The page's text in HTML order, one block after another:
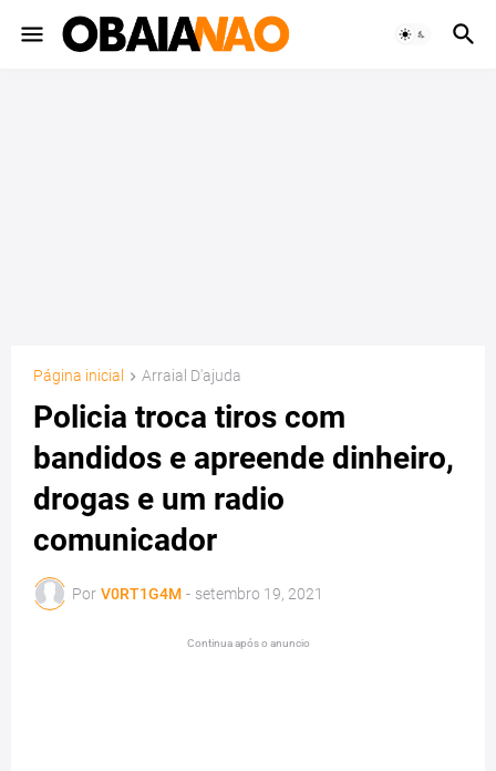
Página inicial Arraial D'ajuda
Policia troca tiros com
bandidos e apreende dinheiro,
drogas e um radio
comunicador
Por V0RT1G4M - setembro 19, 2021
Continua após o anuncio